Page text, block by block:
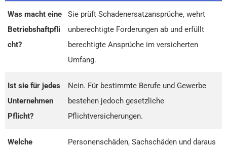
Was macht eine
Betriebshaftpfli
cht?
Sie prüft Schadenersatzansprüche, wehrt
unberechtigte Forderungen ab und erfüllt
berechtigte Ansprüche im versicherten
Umfang.
Ist sie für jedes
Unternehmen
Pflicht?
Nein. Für bestimmte Berufe und Gewerbe
bestehen jedoch gesetzliche
Pflichtversicherungen.
Welche
Personenschäden, Sachschäden und daraus